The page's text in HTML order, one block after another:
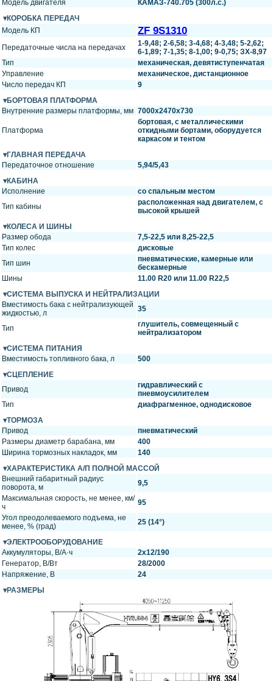
Модель двигателя
КАМАЗ-740.705 (300л.с.)
КОРОБКА ПЕРЕДАЧ
Модель КП
ZF 9S1310
Передаточные числа на передачах
1-9,48; 2-6,58; 3-4,68; 4-3,48; 5-2,62;
6-1,89; 7-1,35; 8-1,00; 9-0,75; ЗХ-8,97
Тип
механическая, девятиступенчатая
Управление
механическое, дистанционное
Число передач КП
9
БОРТОВАЯ ПЛАТФОРМА
Внутренние размеры платформы, мм 7000x2470x730
Платформа
бортовая, с металлическими
откидными бортами, оборудуется
каркасом и тентом
ГЛАВНАЯ ПЕРЕДАЧА
Передаточное отношение
5,94/5,43
КАБИНА
Исполнение
со спальным местом
Тип кабины
расположенная над двигателем, с
высокой крышей
КОЛЕСА И ШИНЫ
Размер обода
7,5-22,5 или 8,25-22,5
Тип колес
дисковые
Тип шин
пневматические, камерные или
бескамерные
Шины
11.00 R20 или 11.00 R22,5
СИСТЕМА ВЫПУСКА И НЕЙТРАЛИЗАЦИИ
Вместимость бака с нейтрализующей
жидкостью, л
35
Тип
глушитель, совмещенный с
нейтрализатором
СИСТЕМА ПИТАНИЯ
Вместимость топливного бака, л
500
СЦЕПЛЕНИЕ
Привод
гидравлический с
пневмоусилителем
Тип
диафрагменное, однодисковое
ТОРМОЗА
Привод
пневматический
Размеры диаметр барабана, мм
400
Ширина тормозных накладок, мм
140
ХАРАКТЕРИСТИКА А/П ПОЛНОЙ МАССОЙ
Внешний габаритный радиус
поворота, м
9,5
Максимальная скорость, не менее, км/
ч
95
Угол преодолеваемого подъема, не
менее, % (град)
25 (14°)
ЭЛЕКТРООБОРУДОВАНИЕ
Аккумуляторы, В/А·ч
2х12/190
Генератор, В/Вт
28/2000
Напряжение, B
24
РАЗМЕРЫ